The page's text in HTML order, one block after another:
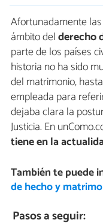
Afortunadamente
ámbito delderecho
parte de los países
historia no ha sido
del matrimonio,
empleada para
dejaba clara la
Justicia. En
tiene en la
También te puede
de hecho y
Pasos a seguir: